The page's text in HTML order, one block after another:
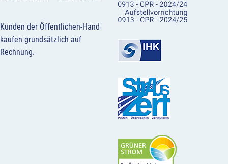
Kunden der Öffentlichen-Hand
kaufen grundsätzlich auf
Rechnung.